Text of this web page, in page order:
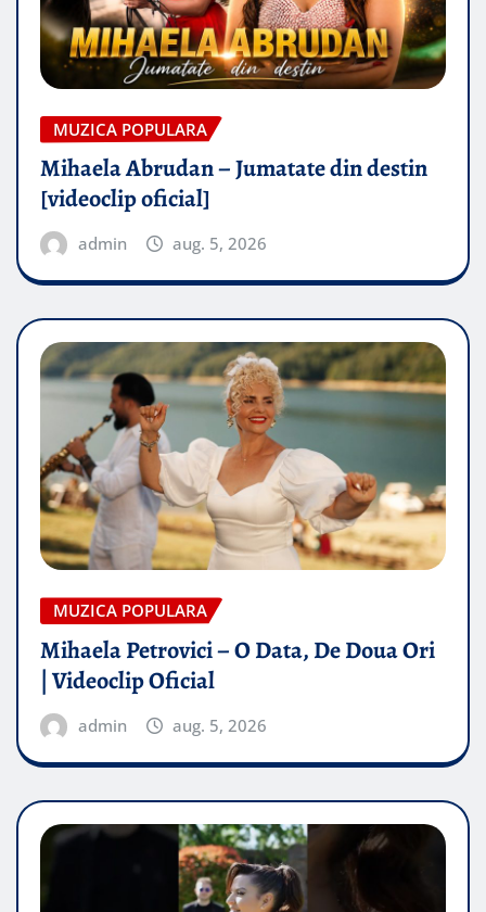
MUZICA POPULARA
Mihaela Abrudan – Jumatate din destin
[videoclip oficial]
admin aug. 5, 2026
MUZICA POPULARA
Mihaela Petrovici – O Data, De Doua Ori
| Videoclip Oficial
admin aug. 5, 2026